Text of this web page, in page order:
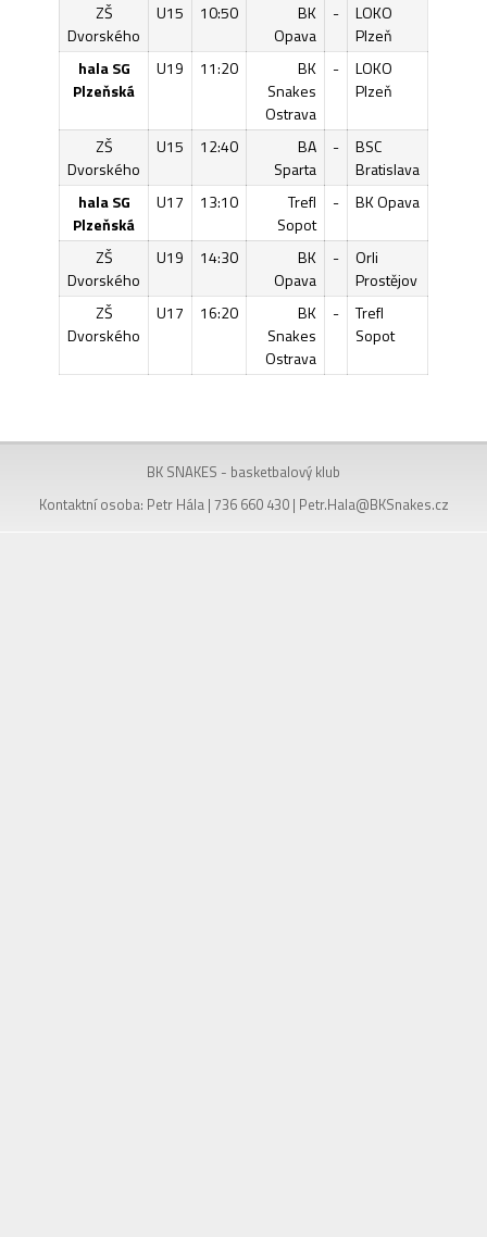
ZŠ
Dvorského
U15 10:50
BK
Opava
-
LOKO
Plzeň
hala SG
Plzeňská
U19 11:20
BK
Snakes
Ostrava
-
LOKO
Plzeň
ZŠ
Dvorského
U15 12:40
BA
Sparta
-
BSC
Bratislava
hala SG
Plzeňská
U17 13:10
Trefl
Sopot
- BK Opava
ZŠ
Dvorského
U19 14:30
BK
Opava
-
Orli
Prostějov
ZŠ
Dvorského
U17 16:20
BK
Snakes
Ostrava
-
Trefl
Sopot
BK SNAKES - basketbalový klub
Kontaktní osoba: Petr Hála | 736 660 430 | Petr.Hala@BKSnakes.cz